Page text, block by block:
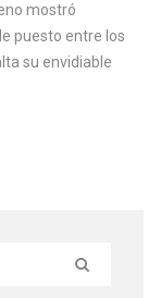
mostró
puesto entre los
su envidiable